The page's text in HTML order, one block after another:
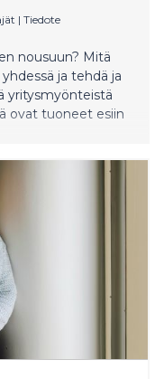
| Tiedote
nousuun? Mitä
ja tehdä ja
yritysmyönteistä
ovat tuoneet esiin